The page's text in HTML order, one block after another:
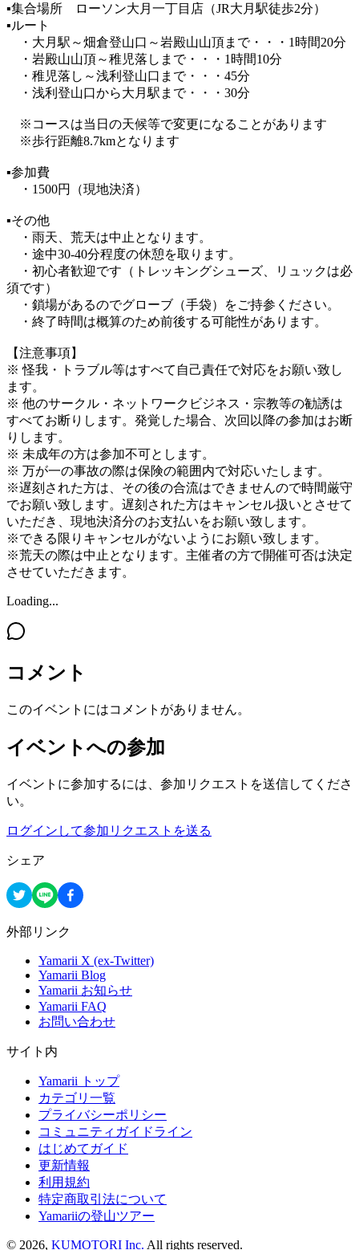
▪️集合場所 ローソン大月一丁目店（JR大月駅徒歩2分）
▪️ルート
・大月駅～畑倉登山口～岩殿山山頂まで・・・1時間20分
・岩殿山山頂～稚児落しまで・・・1時間10分
・稚児落し～浅利登山口まで・・・45分
・浅利登山口から大月駅まで・・・30分
※コースは当日の天候等で変更になることがあります
※歩行距離8.7kmとなります
▪️参加費
・1500円（現地決済）
▪️その他
・雨天、荒天は中止となります。
・途中30-40分程度の休憩を取ります。
・初心者歓迎です（トレッキングシューズ、リュックは必
須です）
・鎖場があるのでグローブ（手袋）をご持参ください。
・終了時間は概算のため前後する可能性があります。
【注意事項】
※ 怪我・トラブル等はすべて自己責任で対応をお願い致し
ます。
※ 他のサークル・ネットワークビジネス・宗教等の勧誘は
すべてお断りします。発覚した場合、次回以降の参加はお断
りします。
※ 未成年の方は参加不可とします。
※ 万が一の事故の際は保険の範囲内で対応いたします。
※遅刻された方は、その後の合流はできませんので時間厳守
でお願い致します。遅刻された方はキャンセル扱いとさせて
いただき、現地決済分のお支払いをお願い致します。
※できる限りキャンセルがないようにお願い致します。
※荒天の際は中止となります。主催者の方で開催可否は決定
させていただきます。
Loading...
コメント
このイベントにはコメントがありません。
イベントへの参加
イベントに参加するには、参加リクエストを送信してくださ
い。
ログインして参加リクエストを送る
シェア
外部リンク
Yamarii X (ex-Twitter)
Yamarii Blog
Yamarii お知らせ
Yamarii FAQ
お問い合わせ
サイト内
Yamarii トップ
カテゴリ一覧
プライバシーポリシー
コミュニティガイドライン
はじめてガイド
更新情報
利用規約
特定商取引法について
Yamariiの登山ツアー
© 2026, KUMOTORI Inc. All rights reserved.